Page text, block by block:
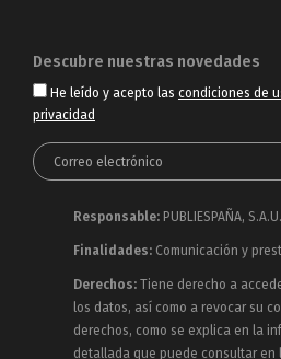
Descubre nuestras novedades
He leído y acepto las condiciones de
privacidad
Responsable: PUBLIESPAÑA, S.A.U.
Finalidades: Comunicación y
Derechos: Tiene derecho a
los datos, así como a revocar su
derechos, como se explica en la
detallada que puede consultar en